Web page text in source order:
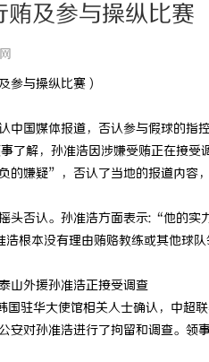
及参与操纵比赛
参与操纵比赛）
中国媒体报道，否认参与假球的指
了解，孙准浩因涉嫌受贿正在接受
的嫌疑”，否认了当地的报道内容
头否认。孙准浩方面表示:“他的
浩根本没有理由贿赂教练或其他球
山外援孙准浩正接受调查
国驻华大使馆相关人士确认，中超
安对孙准浩进行了拘留和调查。